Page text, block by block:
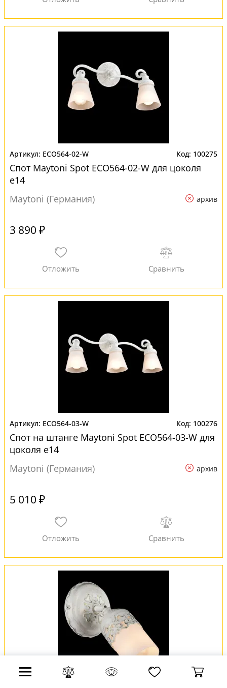
ECO564-02-W 100275
Спот Maytoni Spot ECO564-02-W для цоколя
e14
Maytoni (Германия)
архив
3 890 ₽
ECO564-03-W 100276
Спот на штанге Maytoni Spot ECO564-03-W для
цоколя e14
Maytoni (Германия)
архив
5 010 ₽